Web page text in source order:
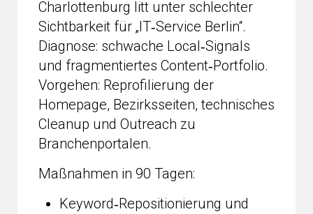
Charlottenburg litt unter schlechter
Sichtbarkeit für „IT‑Service Berlin“.
Diagnose: schwache Local‑Signals
und fragmentiertes Content‑Portfolio.
Vorgehen: Reprofilierung der
Homepage, Bezirksseiten, technisches
Cleanup und Outreach zu
Branchenportalen.
Maßnahmen in 90 Tagen:
Keyword‑Repositionierung und